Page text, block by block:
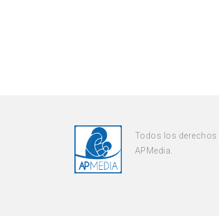
Todos los derechos
APMedia.